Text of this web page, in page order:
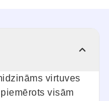
virtuves
visām